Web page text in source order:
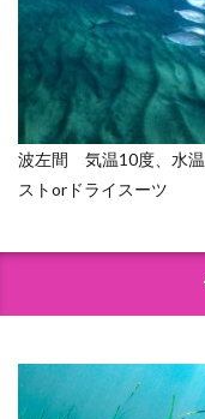
波左間 気温10度、水
ストorドライスーツ